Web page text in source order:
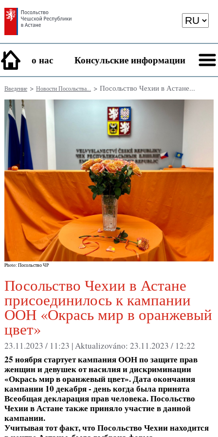
о нас Консульские информации
Введение> Новости Посольства... > Посольство Чехии в Астане...
Photo: Посольство ЧР
Посольство Чехии в Астане
присоединилось к кампании
ООН «Окрась мир в оранжевый
цвет»
23.11.2023 / 11:23 |Aktualizováno: 23.11.2023 / 12:22
25 ноября стартует кампания ООН по защите прав
женщин и девушек от насилия и дискриминации
«Окрась мир в оранжевый цвет». Дата окончания
кампании 10 декабря - день когда была принята
Всеобщая декларация прав человека. Посольство
Чехии в Астане также приняло участие в данной
кампании.
Учитывая тот факт, что Посольство Чехии находится